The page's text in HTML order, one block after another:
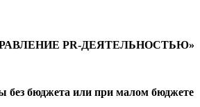
PR-ДЕЯТЕЛЬНОСТЬЮ»
без бюджета или при малом бюджете